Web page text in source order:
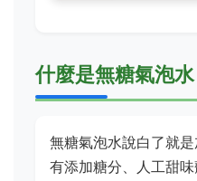
什麼是無糖氣泡水
無糖氣泡水說白了就
有添加糖分、人工甜